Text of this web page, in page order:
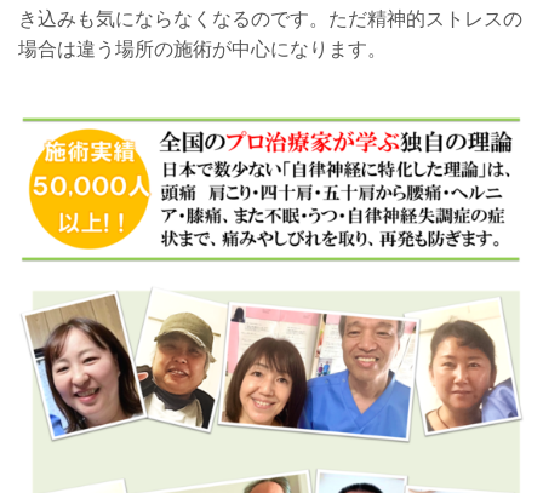
き込みも気にならなくなるのです。ただ精神的ストレスの
場合は違う場所の施術が中心になります。